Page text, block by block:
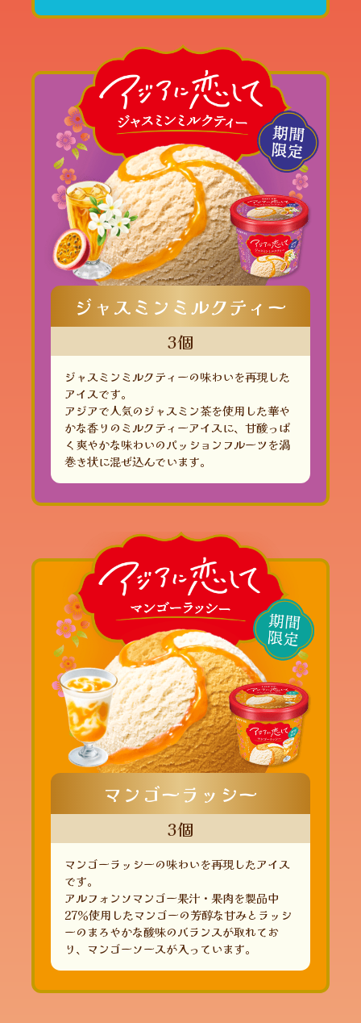
ジャスミンミルクティー
3個
ジャスミンミルクティーの味わいを再現した
アイスです。
アジアで人気のジャスミン茶を使用した華や
かな香りのミルクティーアイスに、甘酸っぱ
く爽やかな味わいのパッションフルーツを渦
巻き状に混ぜ込んでいます。
マンゴーラッシー
3個
マンゴーラッシーの味わいを再現したアイス
です。
アルフォンソマンゴー果汁・果肉を製品中
27％使用したマンゴーの芳醇な甘みとラッシ
ーのまろやかな酸味のバランスが取れてお
り、マンゴーソースが入っています。